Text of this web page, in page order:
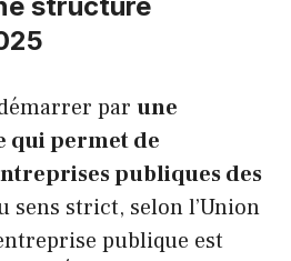
par une
qui permet de
publiques des
sens strict, selon l’Union
publique est